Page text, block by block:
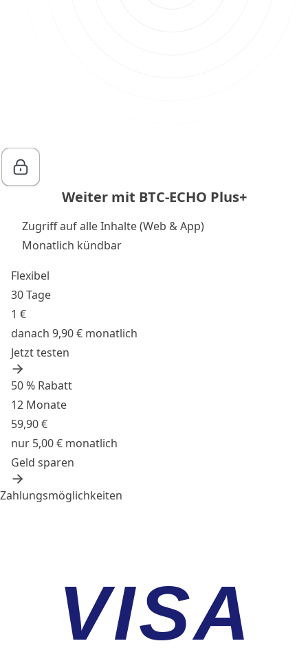
Weiter mit BTC-ECHO Plus+
Zugriff auf alle Inhalte (Web & App)
Monatlich kündbar
Flexibel
30 Tage
1 €
danach 9,90 € monatlich
Jetzt testen
50 % Rabatt
12 Monate
59,90 €
nur 5,00 € monatlich
Geld sparen
Zahlungsmöglichkeiten
VISA